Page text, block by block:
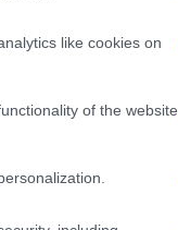
like cookies on
of the website
Ισπανία